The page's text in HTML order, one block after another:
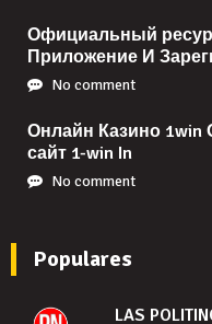
Официальный
Приложение И
No comment
Онлайн Казино
сайт 1-win In
No comment
Populares
LAS